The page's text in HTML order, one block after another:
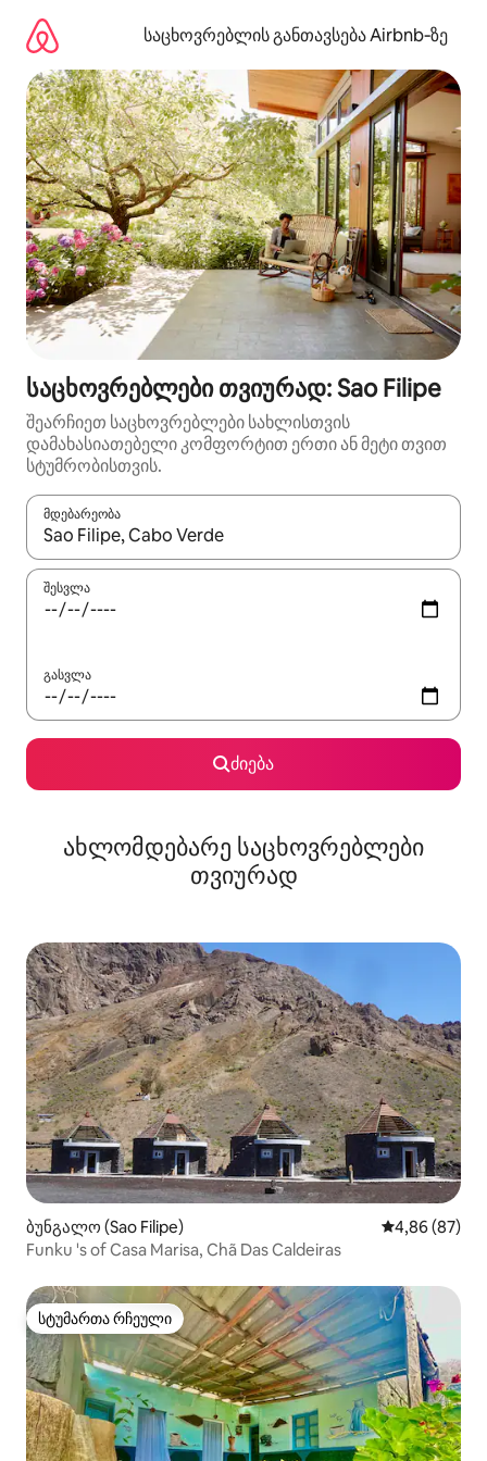
გადასვლა
საცხოვრებლის განთავსება Airbnb‑ზე
საცხოვრებლები თვიურად: Sao Filipe
შეარჩიეთ საცხოვრებლები სახლისთვის
დამახასიათებელი კომფორტით ერთი ან მეტი თვით
სტუმრობისთვის.
მდებარეობა
როცა შედეგები ხელმისაწვდომი გახდება, ნავიგაციისთვის
შესვლა
გასვლა
ძიება
ახლომდებარე საცხოვრებლები
თვიურად
ბუნგალო (Sao Filipe) საშუალო
4,86 (87)
Funku 's of Casa Marisa, Chã Das Caldeiras
სტუმართა რჩეული
სტუმართა რჩეული